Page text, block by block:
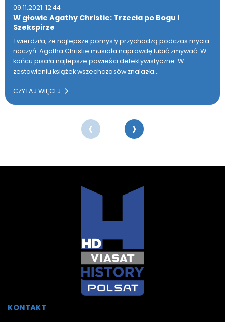
09.11.2021. 12:44
W głowie Agathy Christie: Trzecia po Bogu i
Szekspirze
Twierdziła, że najlepsze pomysły przychodzą podczas mycia
naczyń. Agatha Christie musiała naprawdę lubić zmywać. W
końcu pisała najlepsze powieści detektywistyczne. W
zestawieniu książek wszechczasów znalazła…
CZYTAJ WIĘCEJ
‹ ›
KONTAKT